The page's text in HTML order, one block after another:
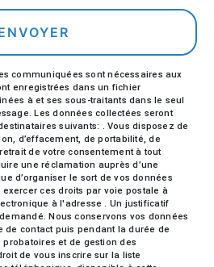
communiquées sont nécessaires aux
enregistrées dans un fichier
à et ses sous-traitants dans le seul
Les données collectées seront
suivants: . Vous disposez de
d’effacement, de portabilité, de
de votre consentement à tout
une réclamation auprès d’une
d’organiser le sort de vos données
ces droits par voie postale à
à l'adresse . Un justificatif
Nous conservons vos données
de contact puis pendant la durée de
et de gestion des
de vous inscrire sur la liste